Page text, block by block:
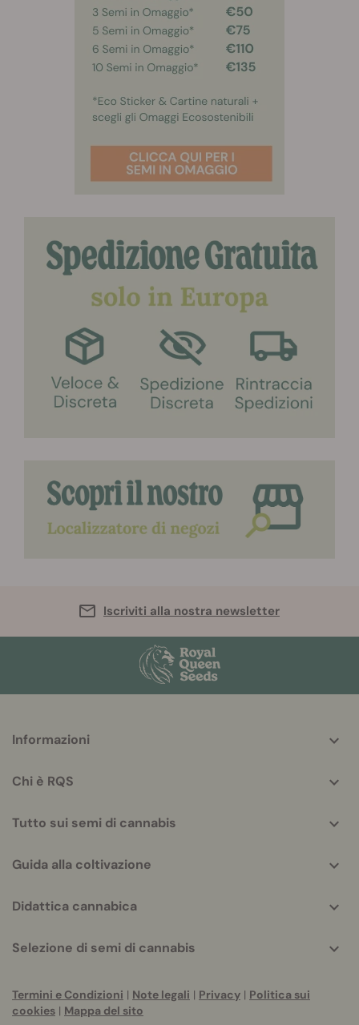
Iscriviti alla nostra newsletter
helpful
Informazioni
Chi è RQS
Tutto sui semi di cannabis
Guida alla coltivazione
Didattica cannabica
Selezione di semi di cannabis
Termini e Condizioni | Note legali | Privacy | Politica sui
cookies | Mappa del sito